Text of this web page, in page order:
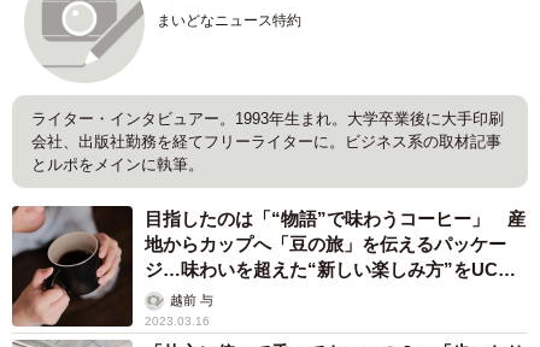
まいどなニュース特約
ライター・インタビュアー。1993年生まれ。大学卒業後に大手印刷
会社、出版社勤務を経てフリーライターに。ビジネス系の取材記事
とルポをメインに執筆。
目指したのは「“物語”で味わうコーヒー」 産
地からカップへ「豆の旅」を伝えるパッケー
ジ…味わいを超えた“新しい楽しみ方”をUCC
提案越前 与
2023.03.16